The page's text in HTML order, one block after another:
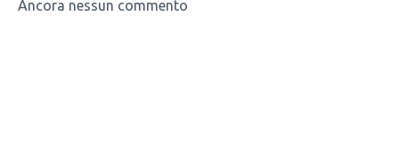
consapevole e chiara.
Ancora nessun commento